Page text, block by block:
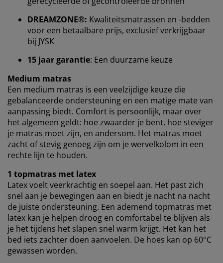
DREAMZONE®: Kwaliteitsmatrassen en -bedden
voor een betaalbare prijs, exclusief verkrijgbaar
bij JYSK
15 jaar garantie: Een duurzame keuze
Medium matras
Een medium matras is een veelzijdige keuze die
gebalanceerde ondersteuning en een matige mate van
aanpassing biedt. Comfort is persoonlijk, maar over
het algemeen geldt: hoe zwaarder je bent, hoe steviger
je matras moet zijn, en andersom. Het matras moet
zacht of stevig genoeg zijn om je wervelkolom in een
rechte lijn te houden.
1 topmatras met latex
Latex voelt veerkrachtig en soepel aan. Het past zich
snel aan je bewegingen aan en biedt je nacht na nacht
de juiste ondersteuning. Een ademend topmatras met
latex kan je helpen droog en comfortabel te blijven als
je het tijdens het slapen snel warm krijgt. Het kan het
bed iets zachter doen aanvoelen. De hoes kan op 60°C
gewassen worden.
Wij personaliseren jouw ervaring
Bij JYSK gebruiken we cookies en mobiele identificatoren om
je een goede ervaring te bieden tijdens het bezoeken van
onze website. Cookies verzamelen informatie over jou om
functionaliteit, statistieken en relevante marketing te
waarborgen.
Wanneer je marketingcookies accepteert, delen we je
browsergegevens met marketingpartners (zoals Google,
Meta en Tiktok) voor gepersonaliseerde en vaste
advertenties. Je kunt meer lezen over de doeleinden via
''Aanpassen'' en je toestemming op elk moment intrekken
door op het cookie-icoontje te klikken. Door op ''Alles
accepteren'' te klikken, ga je akkoord met alle drie de
doeleinden. Lees meer over onze
verwerking van persoonsgegevens
en ons cookiebeleid